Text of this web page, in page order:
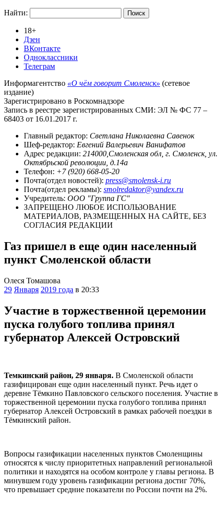
Найти:
18+
Дзен
ВКонтакте
Одноклассники
Телеграм
Информагентство «О чём говорит Смоленск» (сетевое
издание)
Зарегистрировано в Роскомнадзоре
Запись в реестре зарегистрированных СМИ: ЭЛ № ФС 77 –
68403 от 16.01.2017 г.
Главный редактор: Светлана Николаевна Савенок
Шеф-редактор: Евгений Валерьевич Ванифатов
Адрес редакции: 214000,Смоленская обл, г. Смоленск, ул.
Октябрьской революции, д.14а
Телефон: +7 (920) 668-05-20
Почта(отдел новостей): press@smolensk-i.ru
Почта(отдел рекламы): smolredaktor@yandex.ru
Учредитель: ООО "Группа ГС"
ЗАПРЕЩЕНО ЛЮБОЕ ИСПОЛЬЗОВАНИЕ
МАТЕРИАЛОВ, РАЗМЕЩЕННЫХ НА САЙТЕ, БЕЗ
СОГЛАСИЯ РЕДАКЦИИ
Газ пришел в еще один населенный
пункт Смоленской области
Олеся Томашова
29 Января 2019 года в 20:33
Участие в торжественной церемонии
пуска голубого топлива принял
губернатор Алексей Островский
Темкинский район, 29 января. В Смоленской области
газифицирован еще один населенный пункт. Речь идет о
деревне Тёмкино Павловского сельского поселения. Участие в
торжественной церемонии пуска голубого топлива принял
губернатор Алексей Островский в рамках рабочей поездки в
Тёмкинский район.
Вопросы газификации населенных пунктов Смоленщины
относятся к числу приоритетных направлений региональной
политики и находятся на особом контроле у главы региона. В
минувшем году уровень газификации региона достиг 70%,
что превышает средние показатели по России почти на 2%.